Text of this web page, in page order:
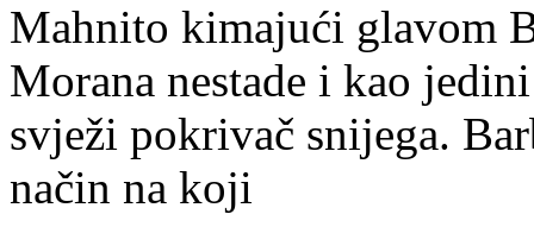
Mahnito kimajući glavom
Morana nestade i kao
svježi pokrivač snijega.
način na koji